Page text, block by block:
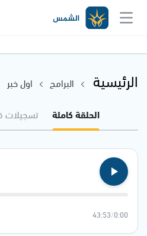
الرئيسية البرامج اول خبر
الحلقة كاملة
تسجيلات
0:00
/
43:53